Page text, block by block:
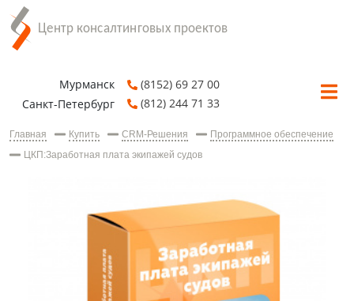
Мурманск
Санкт-Петербург
(8152) 69 27 00
(812) 244 71 33
Главная Купить CRM-Решения
Программное обеспечение
ЦКП:Заработная плата экипажей судов